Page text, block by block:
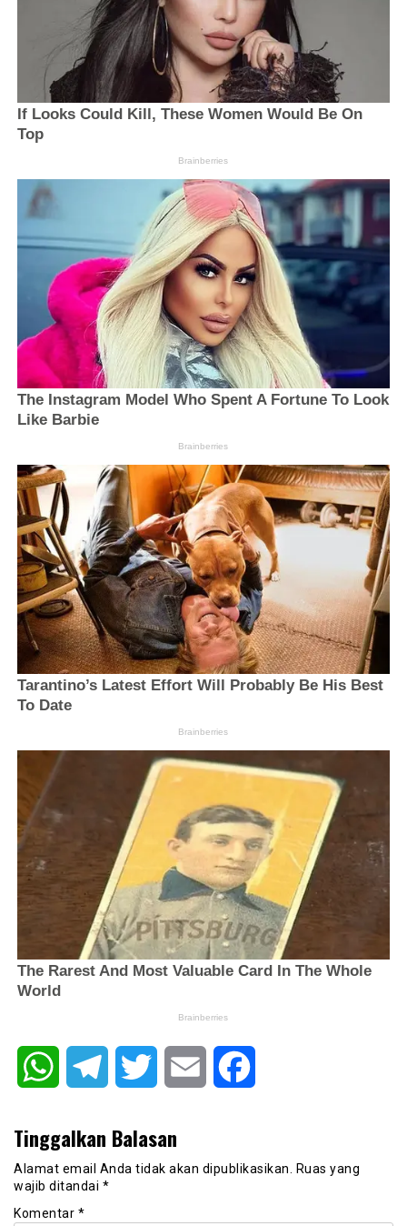
WhatsAppTelegram Twitter Email
Tinggalkan Balasan
Alamat email Anda tidak akan dipublikasikan.
Ruas yang
wajib ditandai *
Komentar *